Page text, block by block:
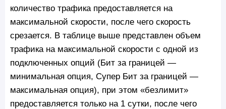
количество трафика предоставляется на
максимальной скорости, после чего скорость
срезается. В таблице выше представлен объем
трафика на максимальной скорости с одной из
подключенных опций (Бит за границей —
минимальная опция, Супер Бит за границей —
максимальная опция), при этом «безлимит»
предоставляется только на 1 сутки, после чего